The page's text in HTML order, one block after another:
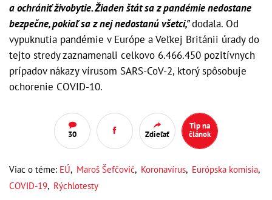
a ochrániť živobytie. Žiaden štát sa z pandémie nedostane
bezpečne, pokiaľ sa z nej nedostanú všetci,"dodala. Od
vypuknutia pandémie v Európe a Veľkej Británii úrady do
tejto stredy zaznamenali celkovo 6.466.450 pozitívnych
prípadov nákazy vírusom SARS-CoV-2, ktorý spôsobuje
ochorenie COVID-10.
30 Zdieľať
Tip na
článok
Viac o téme: EÚ, Maroš Šefčovič, Koronavírus, Európska komisia,
COVID-19, Rýchlotesty